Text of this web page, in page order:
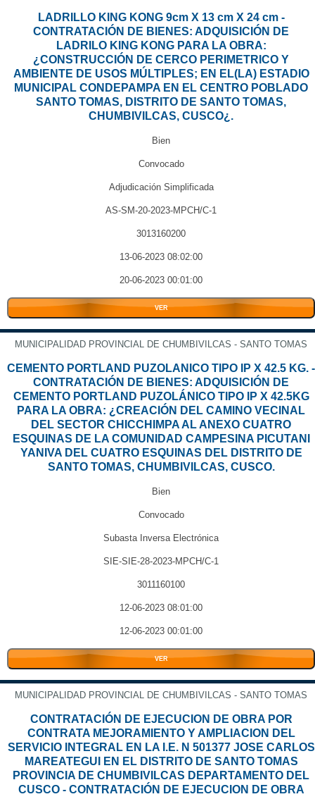
LADRILLO KING KONG 9cm X 13 cm X 24 cm -
CONTRATACIÓN DE BIENES: ADQUISICIÓN DE
LADRILO KING KONG PARA LA OBRA:
¿CONSTRUCCIÓN DE CERCO PERIMETRICO Y
AMBIENTE DE USOS MÚLTIPLES; EN EL(LA) ESTADIO
MUNICIPAL CONDEPAMPA EN EL CENTRO POBLADO
SANTO TOMAS, DISTRITO DE SANTO TOMAS,
CHUMBIVILCAS, CUSCO¿.
Bien
Convocado
Adjudicación Simplificada
AS-SM-20-2023-MPCH/C-1
3013160200
13-06-2023 08:02:00
20-06-2023 00:01:00
VER
MUNICIPALIDAD PROVINCIAL DE CHUMBIVILCAS - SANTO TOMAS
CEMENTO PORTLAND PUZOLANICO TIPO IP X 42.5 KG. -
CONTRATACIÓN DE BIENES: ADQUISICIÓN DE
CEMENTO PORTLAND PUZOLÁNICO TIPO IP X 42.5KG
PARA LA OBRA: ¿CREACIÓN DEL CAMINO VECINAL
DEL SECTOR CHICCHIMPA AL ANEXO CUATRO
ESQUINAS DE LA COMUNIDAD CAMPESINA PICUTANI
YANIVA DEL CUATRO ESQUINAS DEL DISTRITO DE
SANTO TOMAS, CHUMBIVILCAS, CUSCO.
Bien
Convocado
Subasta Inversa Electrónica
SIE-SIE-28-2023-MPCH/C-1
3011160100
12-06-2023 08:01:00
12-06-2023 00:01:00
VER
MUNICIPALIDAD PROVINCIAL DE CHUMBIVILCAS - SANTO TOMAS
CONTRATACIÓN DE EJECUCION DE OBRA POR
CONTRATA MEJORAMIENTO Y AMPLIACION DEL
SERVICIO INTEGRAL EN LA I.E. N 501377 JOSE CARLOS
MAREATEGUI EN EL DISTRITO DE SANTO TOMAS
PROVINCIA DE CHUMBIVILCAS DEPARTAMENTO DEL
CUSCO - CONTRATACIÓN DE EJECUCION DE OBRA